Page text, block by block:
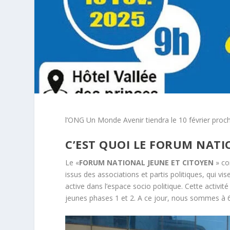
l’ONG Un Monde Avenir tiendra le 10 février
C’EST QUOI LE FORUM
Le «FORUM NATIONAL JEUNE ET CITOYEN »
issus des associations et partis politiques, qui
active dans l’espace socio politique. Cette
jeunes phases 1 et 2. A ce jour, nous sommes à